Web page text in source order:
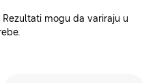
mogu da variraju u